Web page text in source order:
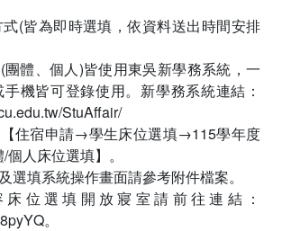
(皆為即時選填，依資料送出時間安排
體、個人)皆使用東吳新學務系統，一
機皆可登錄使用。新學務系統連結：
StuAffair/
住宿申請→學生床位選填→115學年度
人床位選填】。
選填系統操作畫面請參考附件檔案。
位選填開放寢室請前往連結：
。